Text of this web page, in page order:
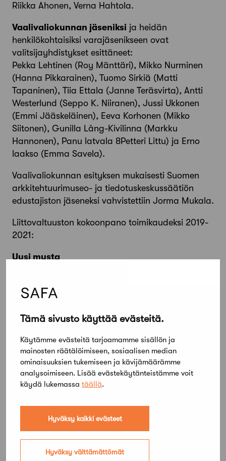
Tämä sivusto käyttää evästeitä.
Käytämme evästeitä tarjoamamme sisällön ja
mainosten räätälöimiseen, sosiaalisen median
ominaisuuksien tukemiseen ja kävijämäärämme
analysoimiseen. Lisää evästekäytänteistämme voit
käydä lukemassa täällä.
Hyväksy kaikki evästeet
Hyväksy välttämättömät
Riikka Ahonen, Verna Hahtola.
Vaalivaliokunnan jäseniksi ja heidän
henkilökohtaisiksi varajäsenikseen ovat
valitsijayhdistykset esittäneet:
Pekka Lehtinen (Roy Mänttäri), Mikko Nurminen
(Hanna Pikkarainen), Tuomo Sirkiä (Matti
Tapaninen), Tiia Ettala (Janne Teräsvirta), Antti
Westerlund (Seppo K. Niiranen), Jussi Ukkonen
(Emmi Jääskeläinen), Eeva Korhonen (Mikko
Siitonen), Gunilla Lång-Kivilinna (Markku
Hannonen), Panu latvala 8Petteri Littu) ja Erno
laakso (Emma Savela).
Vaalivaliokunnan esityksen mukaisesti Suomen
arkkitehtuurimuseo- ja tiedotuskeskussäätiön
edustajiston jäseneksi vahvistettiin Jorma Mukala.
Liittovaltuuston kokoonpano toimikaudeksi 2019-
2021:
Uusi musta
Yrittäjä-SAFA
Salmenperä
Koko Suomi
Esa Kauppi, Janne Pihlajaniemi
EKO-SAFA
Maarit Kaipiainen, Kari Raimoranta, Ville Hara
Pro Kiljava
Harri Hagan
VATA-SAFA
Annukka Lindroos, Tuomo Hahl, Noora